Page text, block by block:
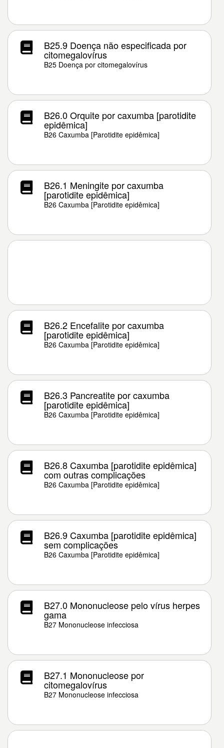
B25.9 Doença não especificada por
citomegalovírus
B25 Doença por citomegalovírus
B26.0 Orquite por caxumba [parotidite
epidêmica]
B26 Caxumba [Parotidite epidêmica]
B26.1 Meningite por caxumba
[parotidite epidêmica]
B26 Caxumba [Parotidite epidêmica]
B26.2 Encefalite por caxumba
[parotidite epidêmica]
B26 Caxumba [Parotidite epidêmica]
B26.3 Pancreatite por caxumba
[parotidite epidêmica]
B26 Caxumba [Parotidite epidêmica]
B26.8 Caxumba [parotidite epidêmica]
com outras complicações
B26 Caxumba [Parotidite epidêmica]
B26.9 Caxumba [parotidite epidêmica]
sem complicações
B26 Caxumba [Parotidite epidêmica]
B27.0 Mononucleose pelo vírus herpes
gama
B27 Mononucleose infecciosa
B27.1 Mononucleose por
citomegalovírus
B27 Mononucleose infecciosa